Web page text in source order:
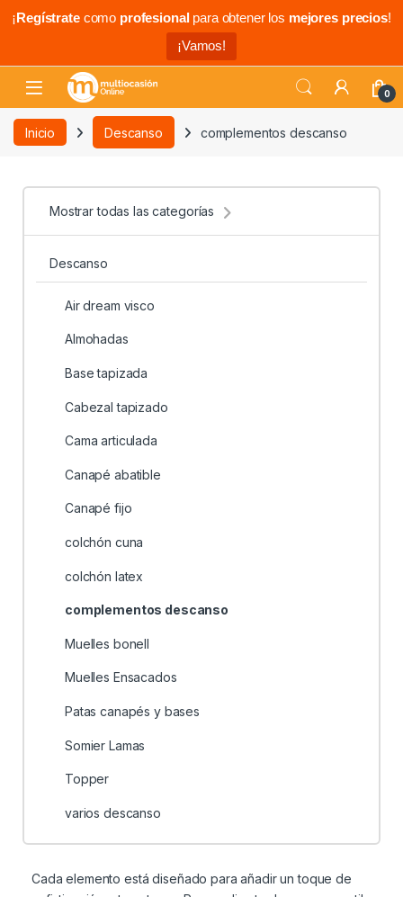
¡Regístratecomo profesionalpara obtener los mejores precios!
¡Vamos!
0
Inicio Descanso complementos descanso
Mostrar todas las categorías
Descanso
Air dream visco
Almohadas
Base tapizada
Cabezal tapizado
Cama articulada
Canapé abatible
Canapé fijo
colchón cuna
colchón latex
complementos descanso
Muelles bonell
Muelles Ensacados
Patas canapés y bases
Somier Lamas
Topper
varios descanso
Cada elemento está diseñado para añadir un toque de